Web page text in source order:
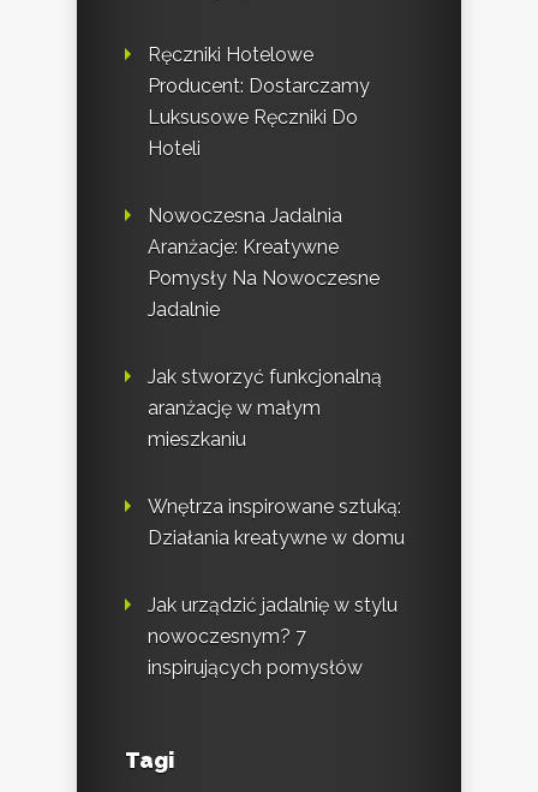
Ręczniki Hotelowe
Producent: Dostarczamy
Luksusowe Ręczniki Do
Hoteli
Nowoczesna Jadalnia
Aranżacje: Kreatywne
Pomysły Na Nowoczesne
Jadalnie
Jak stworzyć funkcjonalną
aranżację w małym
mieszkaniu
Wnętrza inspirowane sztuką:
Działania kreatywne w domu
Jak urządzić jadalnię w stylu
nowoczesnym? 7
inspirujących pomysłów
Tagi